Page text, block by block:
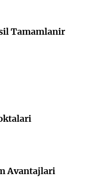
Tamamlanir
Avantajlari